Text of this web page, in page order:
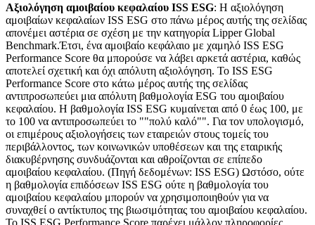
Αξιολόγηση αμοιβαίου κεφαλαίου ISS ESG: Η αξιολόγηση
αμοιβαίων κεφαλαίων ISS ESG στο πάνω μέρος αυτής της σελίδας
απονέμει αστέρια σε σχέση με την κατηγορία Lipper Global
Benchmark.Έτσι, ένα αμοιβαίο κεφάλαιο με χαμηλό ISS ESG
Performance Score θα μπορούσε να λάβει αρκετά αστέρια, καθώς
αποτελεί σχετική και όχι απόλυτη αξιολόγηση. Το ISS ESG
Performance Score στο κάτω μέρος αυτής της σελίδας
αντιπροσωπεύει μια απόλυτη βαθμολογία ESG του αμοιβαίου
κεφαλαίου. Η βαθμολογία ISS ESG κυμαίνεται από 0 έως 100, με
το 100 να αντιπροσωπεύει το ""πολύ καλό"". Για τον υπολογισμό,
οι επιμέρους αξιολογήσεις των εταιρειών στους τομείς του
περιβάλλοντος, των κοινωνικών υποθέσεων και της εταιρικής
διακυβέρνησης συνδυάζονται και αθροίζονται σε επίπεδο
αμοιβαίου κεφαλαίου. (Πηγή δεδομένων: ISS ESG) Ωστόσο, ούτε
η βαθμολογία επιδόσεων ISS ESG ούτε η βαθμολογία του
αμοιβαίου κεφαλαίου μπορούν να χρησιμοποιηθούν για να
συναχθεί ο αντίκτυπος της βιωσιμότητας του αμοιβαίου κεφαλαίου.
Το ISS ESG Performance Score παρέχει μάλλον πληροφορίες